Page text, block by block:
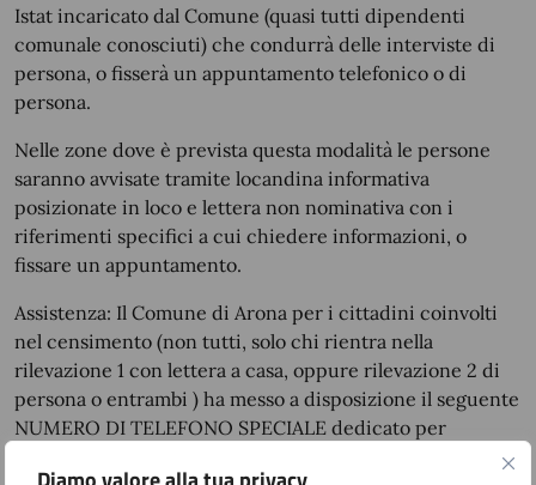
Istat incaricato dal Comune (quasi tutti dipendenti
comunale conosciuti) che condurrà delle interviste di
persona, o fisserà un appuntamento telefonico o di
persona.
Nelle zone dove è prevista questa modalità le persone
saranno avvisate tramite locandina informativa
posizionate in loco e lettera non nominativa con i
riferimenti specifici a cui chiedere informazioni, o
fissare un appuntamento.
Assistenza: Il Comune di Arona per i cittadini coinvolti
nel censimento (non tutti, solo chi rientra nella
rilevazione 1 con lettera a casa, oppure rilevazione 2 di
persona o entrambi ) ha messo a disposizione il seguente
NUMERO DI TELEFONO SPECIALE dedicato per